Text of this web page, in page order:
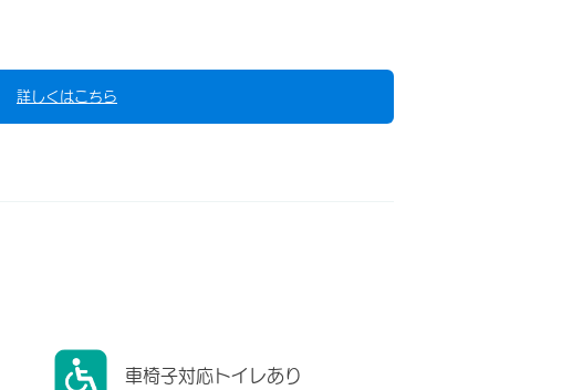
詳しくはこちら
車椅子対応トイレあり